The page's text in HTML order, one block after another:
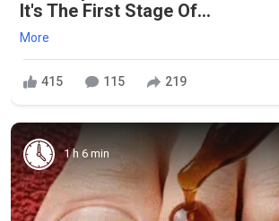
It's The First Stage Of...
More
415 115 219
1 h 6 min